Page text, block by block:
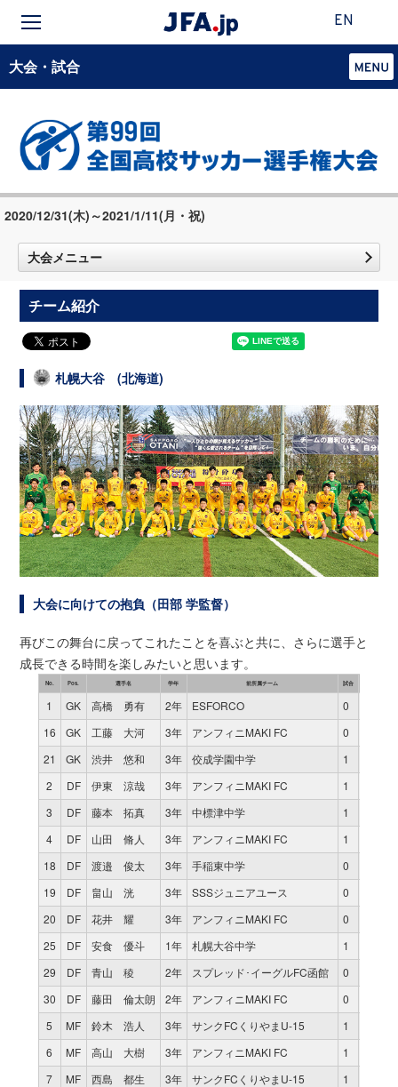
EN
大会・試合
2020/12/31(木)～2021/1/11(月・祝)
大会メニュー
チーム紹介
札幌大谷 (北海道)
大会に向けての抱負（田部 学監督）
再びこの舞台に戻ってこれたことを喜ぶと共に、さらに選手と
成長できる時間を楽しみたいと思います。
No. Pos. 選手名 学年 前所属チーム 試合
1 GK 高橋 勇有 2年 ESFORCO 0
16
GK 工藤 大河 3年 アンフィニMAKI FC 0
21
GK 渋井 悠和 3年 佼成学園中学 1
2
DF 伊東 涼哉 3年 アンフィニMAKI FC 1
3
DF 藤本 拓真 3年 中標津中学 1
4
DF 山田 脩人 3年 アンフィニMAKI FC 1
18
DF 渡邉 俊太 3年 手稲東中学 0
19
DF 畠山 洸 3年 SSSジュニアユース 0
20
DF 花井 耀 3年 アンフィニMAKI FC 0
25
DF 安食 優斗 1年 札幌大谷中学 1
29
DF 青山 稜 2年 スプレッド･イーグルFC函館 0
30
DF 藤田 倫太朗 2年 アンフィニMAKI FC 0
5
MF 鈴木 浩人 3年 サンクFCくりやまU-15 1
6
MF 高山 大樹 3年 アンフィニMAKI FC 1
7
MF 西島 都生 3年 サンクFCくりやまU-15 1